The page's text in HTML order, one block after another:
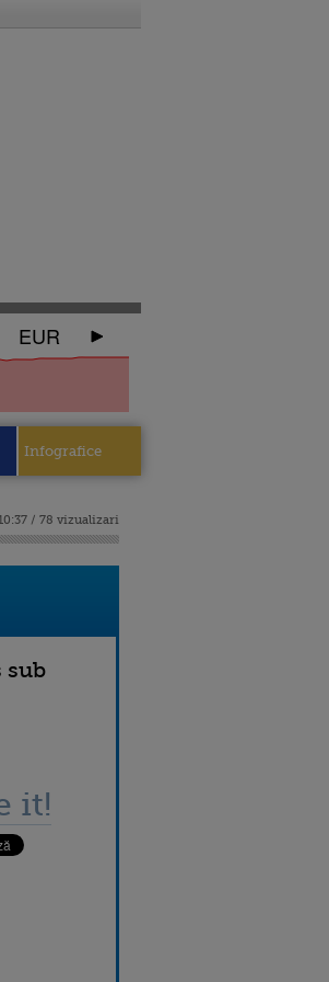
EUR
Infografice
/ 78 vizualizari
sub
it!